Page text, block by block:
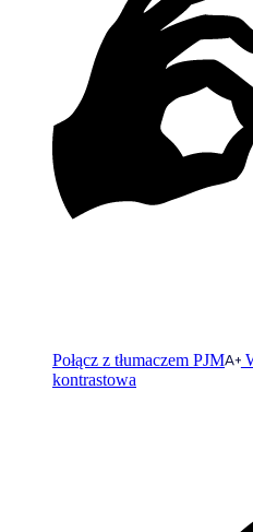
Połącz z tłumaczem PJM
kontrastowa